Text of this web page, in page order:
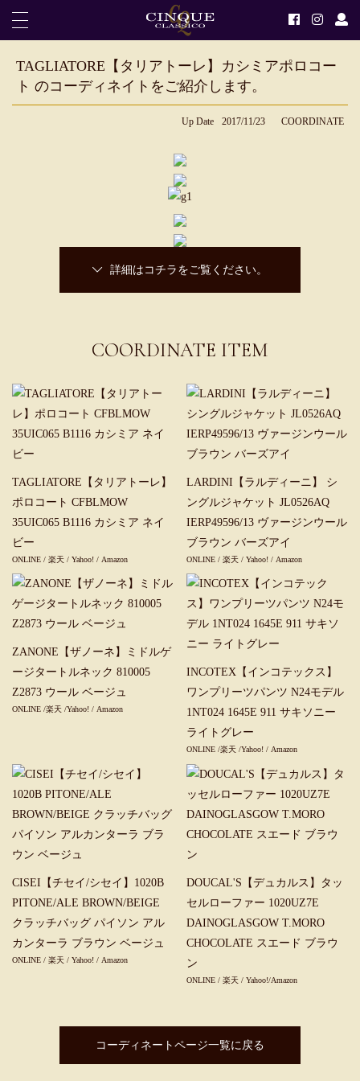
TAGLIATORE【タリアトーレ】カシミアポロコー
ト のコーディネイトをご紹介します。
Up Date 2017/11/23 COORDINATE
詳細はコチラをご覧ください。
COORDINATE ITEM
TAGLIATORE【タリアトーレ】
ポロコート CFBLMOW
35UIC065 B1116 カシミア ネイ
ビー
ONLINE / 楽天 / Yahoo! / Amazon
LARDINI【ラルディーニ】 シ
ングルジャケット JL0526AQ
IERP49596/13 ヴァージンウール
ブラウン バーズアイ
ONLINE /楽天 / Yahoo!/ Amazon
ZANONE【ザノーネ】ミドルゲ
ージタートルネック 810005
Z2873 ウール ベージュ
ONLINE /楽天 /Yahoo! / Amazon
INCOTEX【インコテックス】
ワンプリーツパンツ N24モデル
1NT024 1645E 911 サキソニー
ライトグレー
ONLINE /楽天 /Yahoo! / Amazon
CISEI【チセイ/シセイ】1020B
PITONE/ALE BROWN/BEIGE
クラッチバッグ パイソン アル
カンターラ ブラウン ベージュ
ONLINE / 楽天 / Yahoo! / Amazon
DOUCAL'S【デュカルス】タッ
セルローファー 1020UZ7E
DAINOGLASGOW T.MORO
CHOCOLATE スエード ブラウ
ン
ONLINE / 楽天 /Yahoo!/Amazon
コーディネートページ一覧に戻る